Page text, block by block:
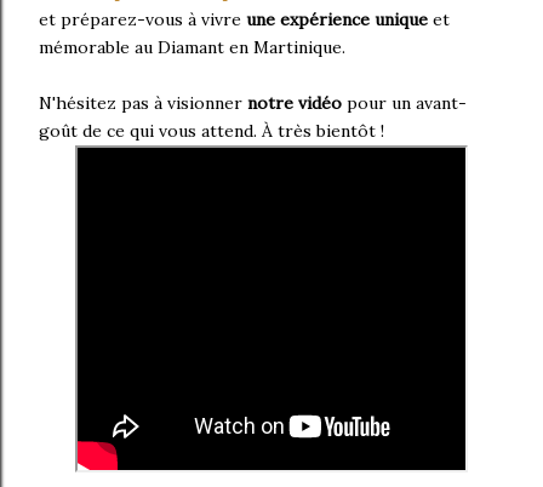
et préparez-vous à vivre une expérience unique et
mémorable au Diamant en Martinique.
N'hésitez pas à visionner notre vidéo pour un avant-
goût de ce qui vous attend. À très bientôt !